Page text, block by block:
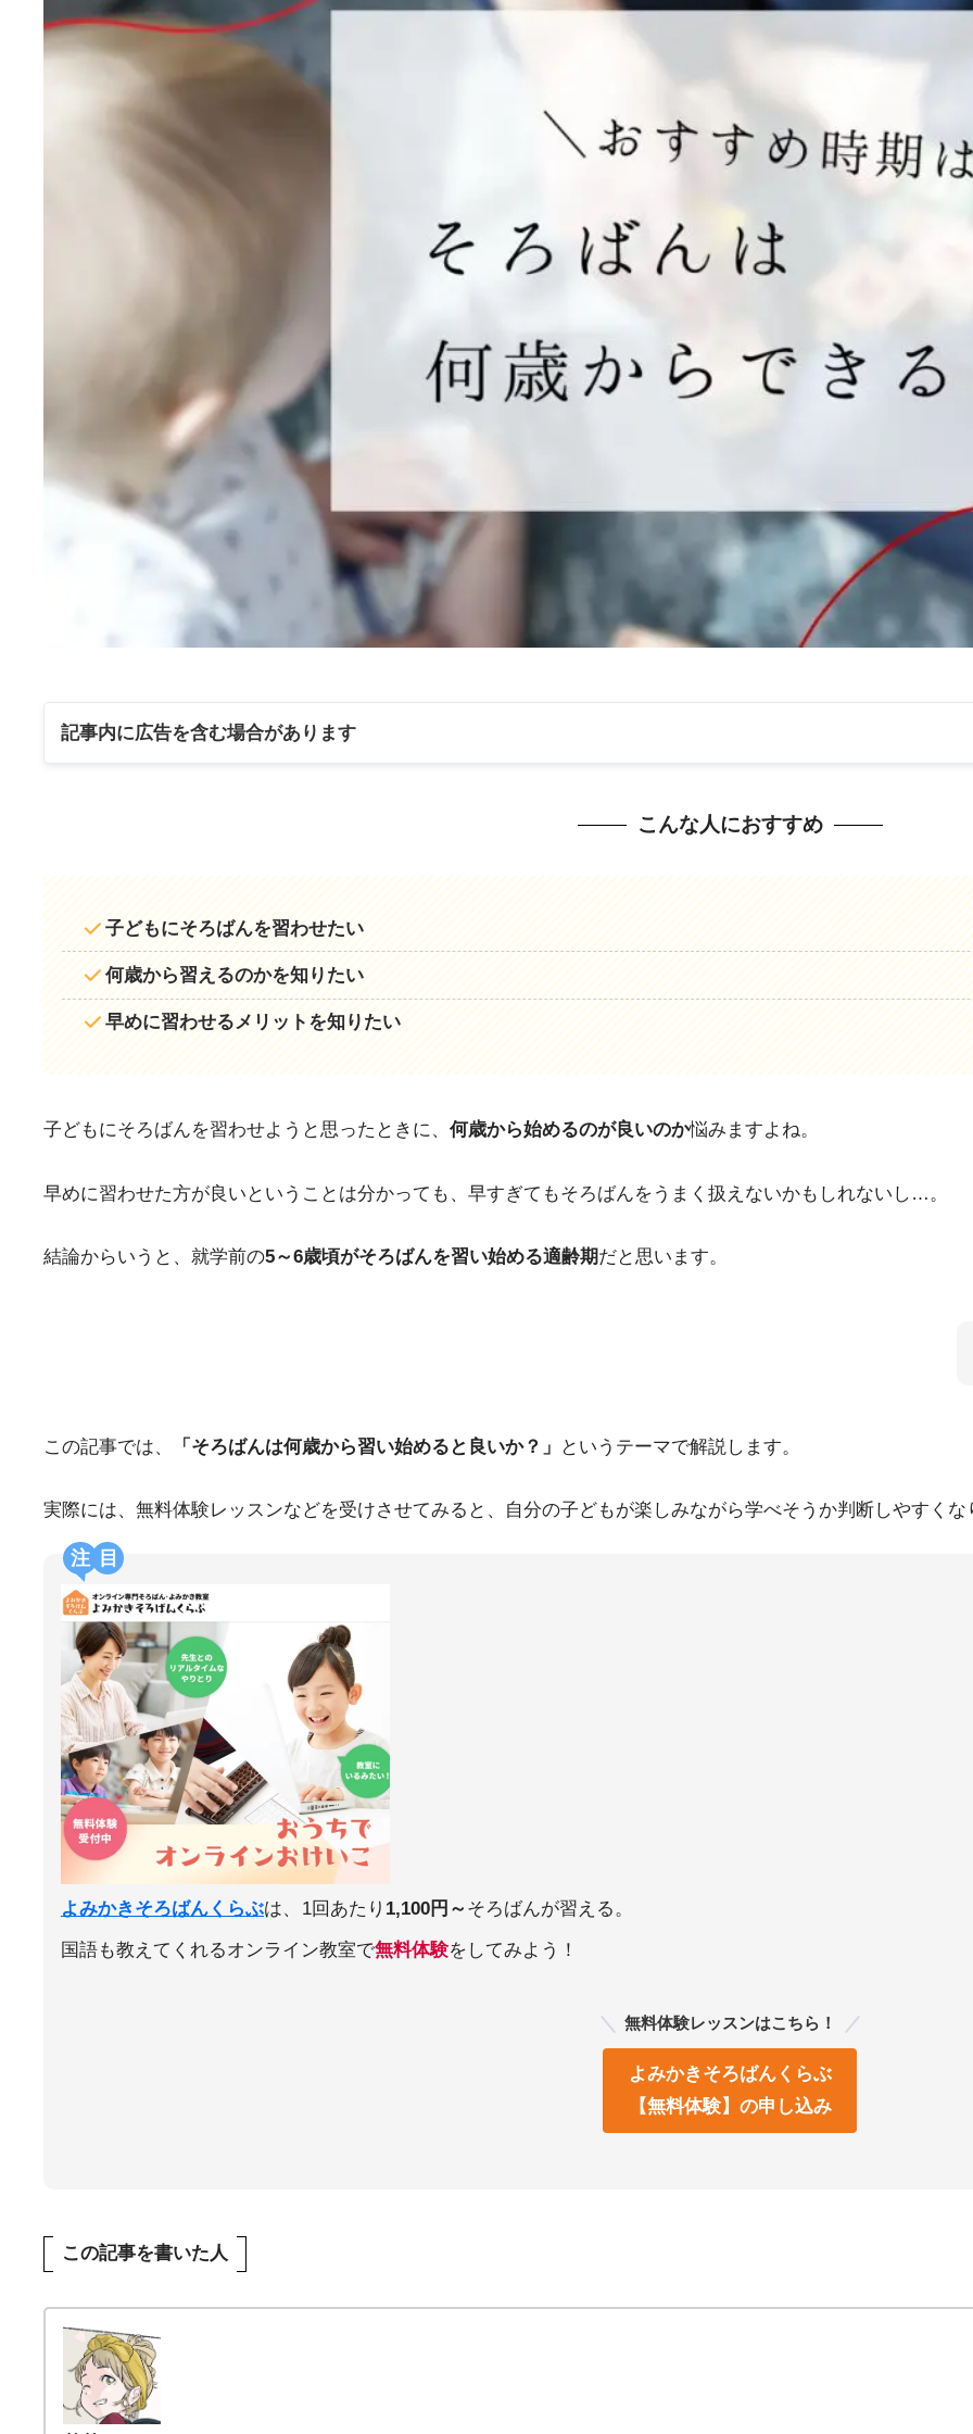
記事内に広告を含む場合があります
こんな人におすすめ
子どもにそろばんを習わせたい
何歳から習えるのかを知りたい
早めに習わせるメリットを知りたい
子どもにそろばんを習わせようと思ったときに、 何歳から始めるのが良いのか悩みますよね。
早めに習わせた方が良いということは分かっても、早すぎてもそろばんをうまく扱えないかもしれないし…。
結論からいうと、就学前の5～6歳頃がそろばんを習い始める適齢期だと思います。
この記事では、 「そろばんは何歳から習い始めると良いか？」 というテーマで解説します。
実際には、無料体験レッスンなどを受けさせてみると、自分の子どもが楽しみながら学べそうか判断しやすくな
注目
よみかきそろばんくらぶは、 1回あたり 1,100円～ そろばんが習える。
国語も教えてくれるオンライン教室で無料体験をしてみよう！
無料体験レッスンはこちら！
よみかきそろばんくらぶ
【無料体験】の申し込み
この記事を書いた人